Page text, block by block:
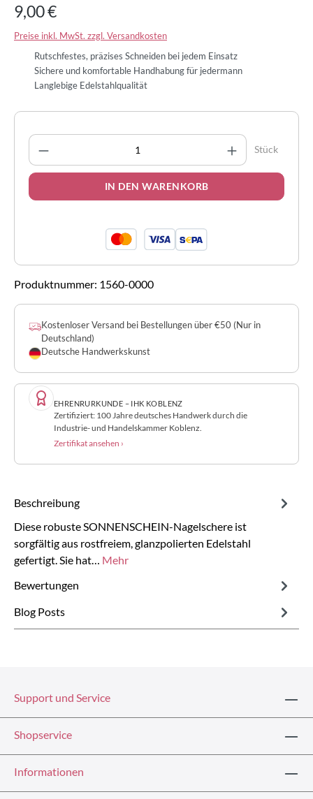
9,00 €
Preise inkl. MwSt. zzgl. Versandkosten
Rutschfestes, präzises Schneiden bei jedem Einsatz
Sichere und komfortable Handhabung für jedermann
Langlebige Edelstahlqualität
Produkt Anzahl: Gib den gewünschten
Stück
IN DEN WARENKORB
Produktnummer: 1560-0000
Kostenloser Versand bei Bestellungen über €50 (Nur in
Deutschland)
Deutsche Handwerkskunst
EHRENRURKUNDE – IHK KOBLENZ
Zertifiziert: 100 Jahre deutsches Handwerk durch die
Industrie- und Handelskammer Koblenz.
Zertifikat ansehen ›
Beschreibung
Diese robuste SONNENSCHEIN-Nagelschere ist
sorgfältig aus rostfreiem, glanzpolierten Edelstahl
gefertigt. Sie hat… Mehr
Bewertungen
Blog Posts
Support und Service
Shopservice
Informationen